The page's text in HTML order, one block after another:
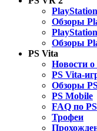
Обзоры
Обзоры
PS Vita
Новости о
PS Vita-
Обзоры
PS Mobile
FAQ по
Трофеи